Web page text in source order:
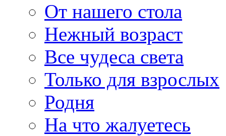
От нашего стола
Нежный возраст
Все чудеса света
Только для взрослых
Родня
На что жалуетесь